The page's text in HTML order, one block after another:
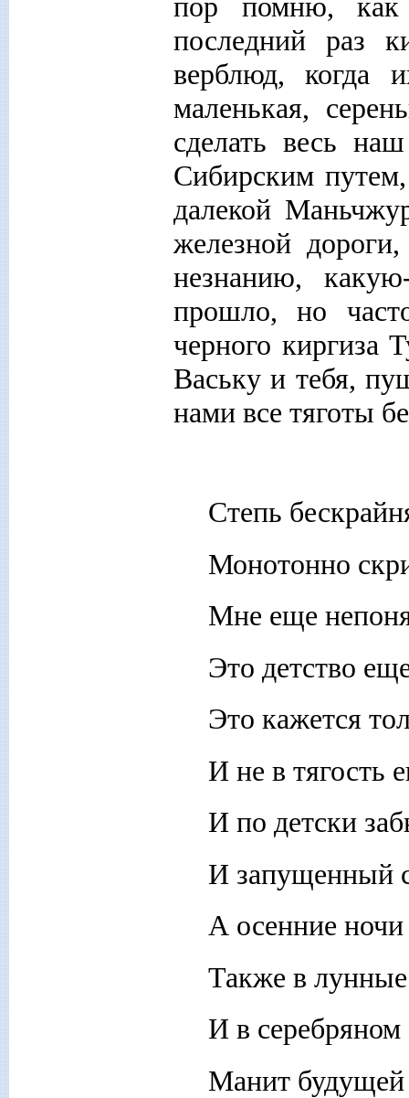
пор помню, как
последний раз
верблюд, когда
маленькая,
сделать весь
Сибирским
далекой
железной
незнанию,
прошло, но
черного киргиза
Ваську и тебя,
нами все тяготы
Степь
Монотонно
Мне еще
Это детство
Это кажется
И не в тягость
И по детски
И запущенный
А осенние
Также в
И в серебряном
Манит